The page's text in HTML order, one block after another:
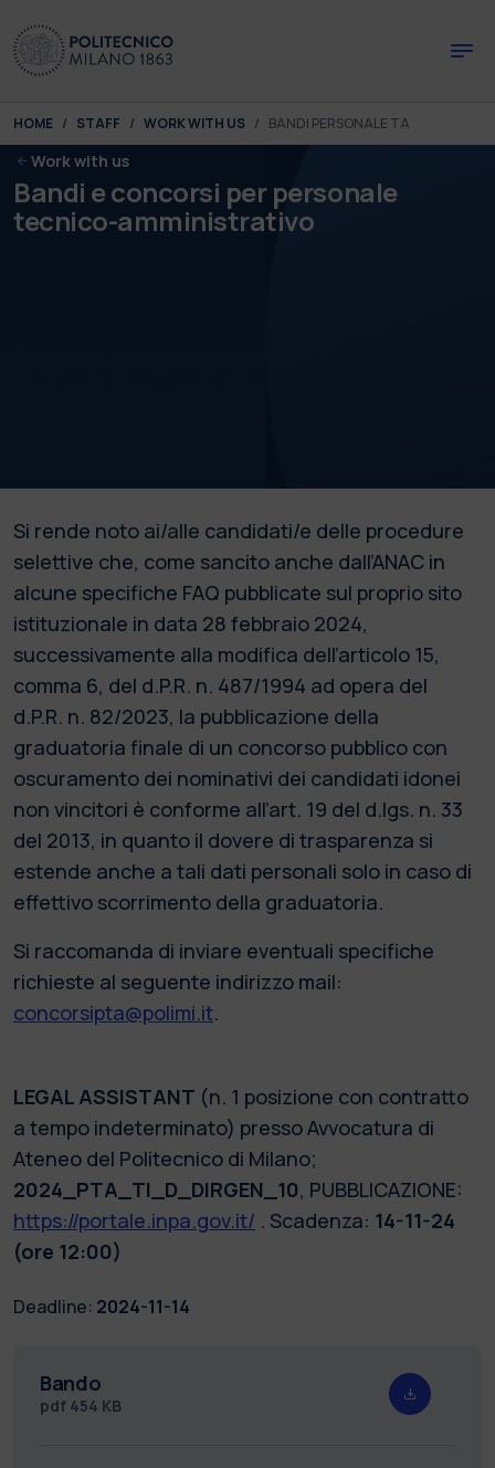
You are here:
HOME STAFF WORK WITH US BANDI PERSONALE TA
Work with us
Bandi e concorsi per personale
tecnico-amministrativo
Si rende noto ai/alle candidati/e delle procedure
selettive che, come sancito anche dall’ANAC in
alcune specifiche FAQ pubblicate sul proprio sito
istituzionale in data 28 febbraio 2024,
successivamente alla modifica dell’articolo 15,
comma 6, del d.P.R. n. 487/1994 ad opera del
d.P.R. n. 82/2023, la pubblicazione della
graduatoria finale di un concorso pubblico con
oscuramento dei nominativi dei candidati idonei
non vincitori è conforme all’art. 19 del d.lgs. n. 33
del 2013, in quanto il dovere di trasparenza si
estende anche a tali dati personali solo in caso di
effettivo scorrimento della graduatoria.
Si raccomanda di inviare eventuali specifiche
richieste al seguente indirizzo mail:
concorsipta@polimi.it.
LEGAL ASSISTANT (n. 1 posizione con contratto
a tempo indeterminato) presso Avvocatura di
Ateneo del Politecnico di Milano;
2024_PTA_TI_D_DIRGEN_10, PUBBLICAZIONE:
https://portale.inpa.gov.it/ . Scadenza: 14-11-24
(ore 12:00)
Deadline: 2024-11-14
Bando
pdf 454 KB